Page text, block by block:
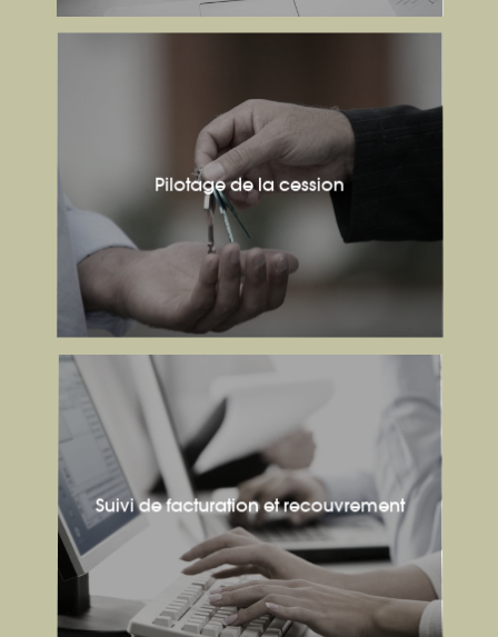
Pilotage de la cession
Suivi de facturation et recouvrement